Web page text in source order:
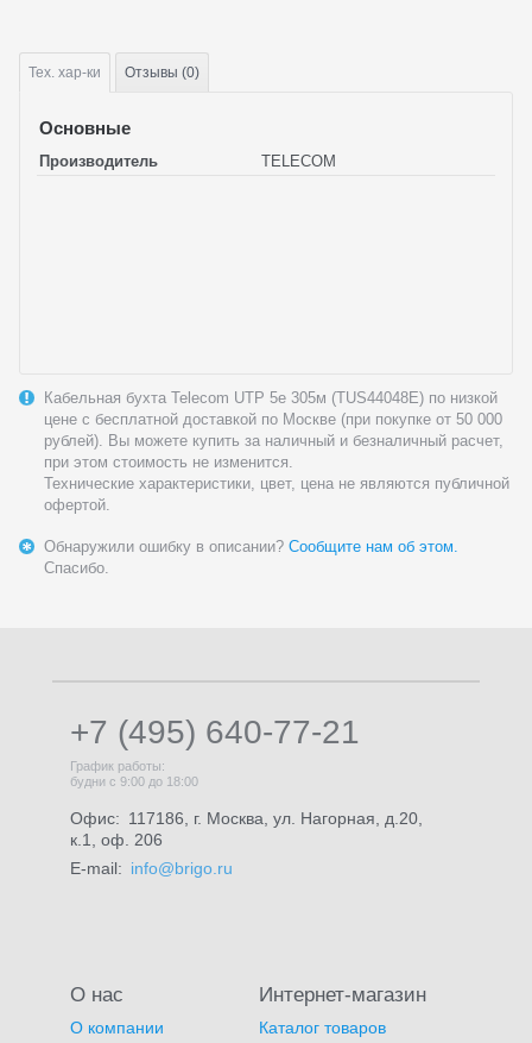
Тех. хар-ки Отзывы (0)
Основные
Производитель TELECOM
Кабельная бухта Telecom UTP 5e 305м (TUS44048E) по низкой
цене с бесплатной доставкой по Москве (при покупке от 50 000
рублей). Вы можете купить за наличный и безналичный расчет,
при этом стоимость не изменится.
Технические характеристики, цвет, цена не являются публичной
офертой.
Обнаружили ошибку в описании? Сообщите нам об этом.
Спасибо.
+7 (495) 640-77-21
График работы:
будни с 9:00 до 18:00
Офис: 117186, г. Москва, ул. Нагорная, д.20,
к.1, оф. 206
E-mail: info@brigo.ru
О нас
О компании
Интернет-магазин
Каталог товаров